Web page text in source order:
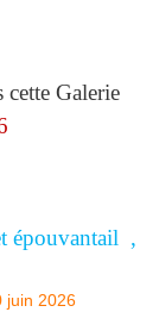
Galerie
épouvantail ,